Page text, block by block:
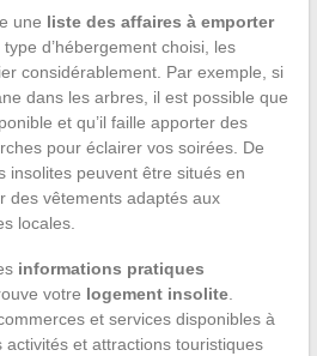
une liste des affaires à emporter
d’hébergement choisi, les
considérablement. Par exemple, si
dans les arbres, il est possible que
et qu’il faille apporter des
pour éclairer vos soirées. De
insolites peuvent être situés en
des vêtements adaptés aux
locales.
informations pratiques
votre logement insolite.
et services disponibles à
et attractions touristiques